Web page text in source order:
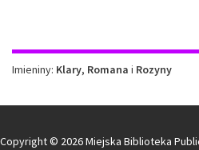
Imieniny
Imieniny: Klary, Romana i Rozyny
Copyright © 2026 Miejska Biblioteka